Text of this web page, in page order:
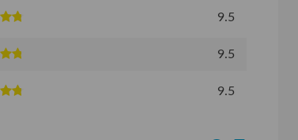
9.5
9.5
9.5